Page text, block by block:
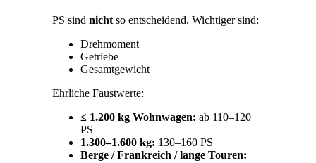
PS sindnicht so entscheidend. Wichtiger sind:
Drehmoment
Getriebe
Gesamtgewicht
Ehrliche Faustwerte:
≤ 1.200 kg Wohnwagen: ab 110–120
PS
1.300–1.600 kg: 130–160 PS
Berge / Frankreich / lange Touren: